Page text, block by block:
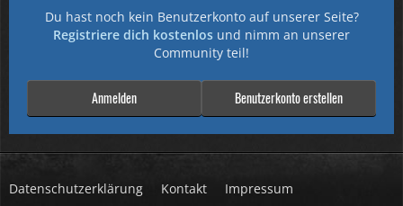
Du hast noch kein Benutzerkonto auf unserer Seite?
Registriere dich kostenlos und nimm an unserer
Community teil!
Benutzerkonto erstellen
Anmelden
Datenschutzerklärung Kontakt Impressum